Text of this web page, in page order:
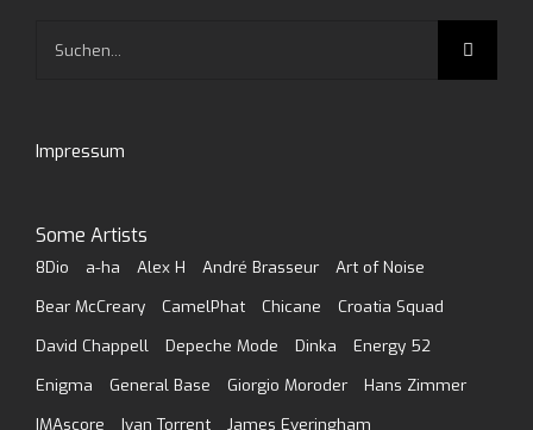
Impressum
Some Artists
8Dio a-ha Alex H André Brasseur
Art of Noise
Bear McCreary
CamelPhat Chicane
Croatia Squad
David Chappell
Depeche Mode Dinka
Energy 52
Enigma
General Base Giorgio Moroder
Hans Zimmer
IMAscore
Ivan Torrent
James Everingham